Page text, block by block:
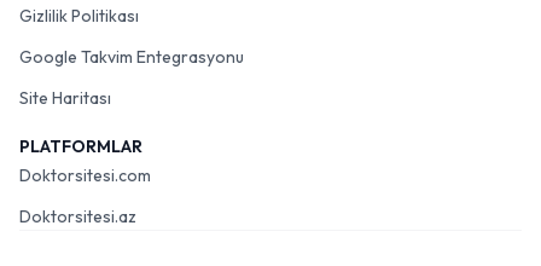
Gizlilik Politikası
Google Takvim Entegrasyonu
Site Haritası
PLATFORMLAR
Doktorsitesi.com
Doktorsitesi.az